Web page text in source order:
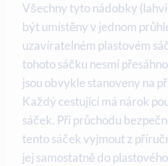
Všechny tyto nádobky
být umístěny v jednom
uzavíratelném plastovém
tohoto sáčku nesmí
jsou obvykle stanoveny na
Každý cestující má nárok
sáček. Při průchodu
tento sáček vyjmout z
jej samostatně do